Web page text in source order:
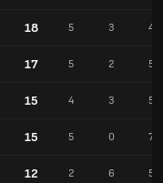
18 5 3 4
17 5 2 5
15 4 3 5
15 5 0 7
12 2 6 5